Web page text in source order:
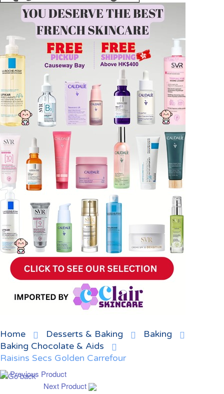
Home Desserts & Baking
Baking
Baking Chocolate & Aids
Raisins Secs Golden Carrefour
Previous Product
Next Product